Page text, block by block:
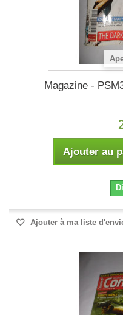
Magazine -
Ajouter au
Ajouter à ma liste